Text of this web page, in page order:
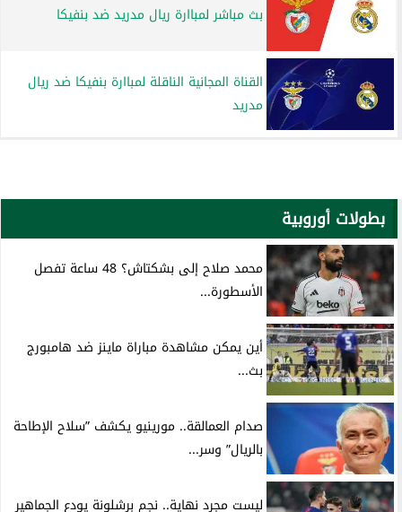
بث مباشر لمباارة ريال مدريد ضد بنفيكا
القناة المجانية الناقلة لمباارة بنفيكا ضد ريال
مدريد
بطولات أوروبية
محمد صلاح إلى بشكتاش؟ 48 ساعة تفصل
الأسطورة...
أين يمكن مشاهدة مباراة ماينز ضد هامبورج
بث...
صدام العمالقة.. مورينيو يكشف ”سلاح الإطاحة
بالريال” وسر...
ليست مجرد نهاية.. نجم برشلونة يودع الجماهير